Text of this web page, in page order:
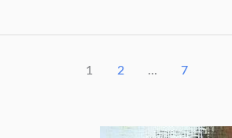
1 2 ... 7